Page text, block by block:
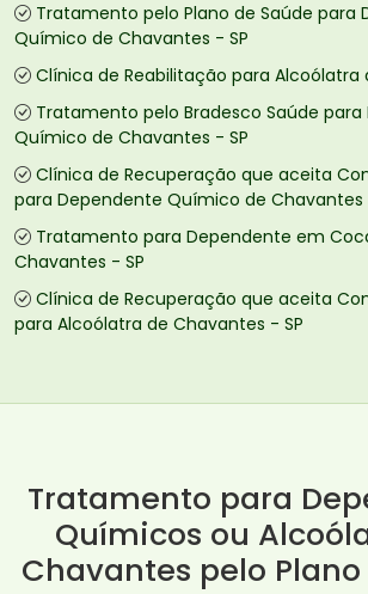
Tratamento pelo Plano de Saúde para
Químico de Chavantes - SP
Clínica de Reabilitação para Alcoólatra
Tratamento pelo Bradesco Saúde
Químico de Chavantes - SP
Clínica de Recuperação que aceita
para Dependente Químico de Chavantes
Tratamento para Dependente em
Chavantes - SP
Clínica de Recuperação que aceita
para Alcoólatra de Chavantes - SP
Tratamento para
Químicos ou
Chavantes pelo